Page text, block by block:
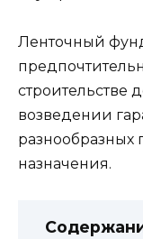
Ленточный
строительстве
возведении
разнообразных
назначения.